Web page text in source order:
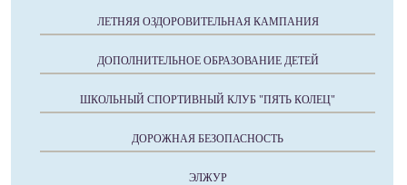
ЛЕТНЯЯ ОЗДОРОВИТЕЛЬНАЯ КАМПАНИЯ
ДОПОЛНИТЕЛЬНОЕ ОБРАЗОВАНИЕ ДЕТЕЙ
ШКОЛЬНЫЙ СПОРТИВНЫЙ КЛУБ "ПЯТЬ КОЛЕЦ"
ДОРОЖНАЯ БЕЗОПАСНОСТЬ
ЭЛЖУР